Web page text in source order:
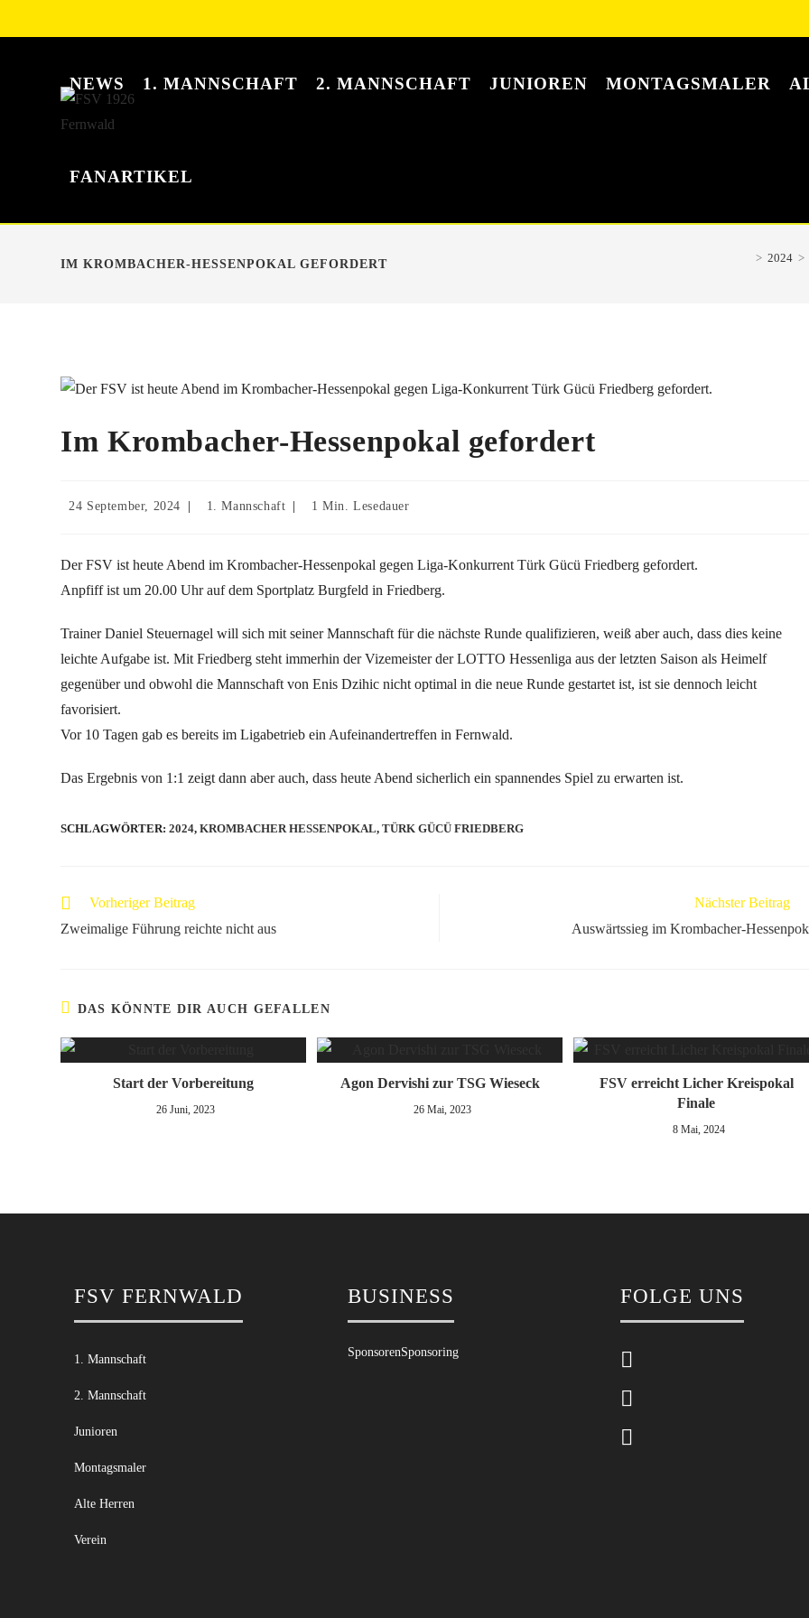
NEWS 1. MANNSCHAFT 2. MANNSCHAFT JUNIOREN MONTAGSMALER
FANARTIKEL
IM KROMBACHER-HESSENPOKAL GEFORDERT > 2024 >
Im Krombacher-Hessenpokal gefordert
24 September, 2024 1. Mannschaft 1 Min. Lesedauer
Der FSV ist heute Abend im Krombacher-Hessenpokal gegen Liga-Konkurrent Türk Gücü Friedberg gefordert.
Anpfiff ist um 20.00 Uhr auf dem Sportplatz Burgfeld in Friedberg.
Trainer Daniel Steuernagel will sich mit seiner Mannschaft für die nächste Runde qualifizieren, weiß aber auch, dass dies keine
leichte Aufgabe ist. Mit Friedberg steht immerhin der Vizemeister der LOTTO Hessenliga aus der letzten Saison als Heimelf
gegenüber und obwohl die Mannschaft von Enis Dzihic nicht optimal in die neue Runde gestartet ist, ist sie dennoch leicht
favorisiert.
Vor 10 Tagen gab es bereits im Ligabetrieb ein Aufeinandertreffen in Fernwald.
Das Ergebnis von 1:1 zeigt dann aber auch, dass heute Abend sicherlich ein spannendes Spiel zu erwarten ist.
SCHLAGWÖRTER:2024, KROMBACHER HESSENPOKAL, TÜRK GÜCÜ FRIEDBERG
Vorheriger Beitrag
Zweimalige Führung reichte nicht aus
Nächster Beitrag
Auswärtssieg im Krombacher-
DAS KÖNNTE DIR AUCH GEFALLEN
Start der Vorbereitung
26 Juni, 2023
Agon Dervishi zur TSG Wieseck
26 Mai, 2023
FSV erreicht Licher Kreispokal
Finale
8 Mai, 2024
FSV FERNWALD
1. Mannschaft
2. Mannschaft
Junioren
Montagsmaler
Alte Herren
Verein
BUSINESS
SponsorenSponsoring
FOLGE UNS